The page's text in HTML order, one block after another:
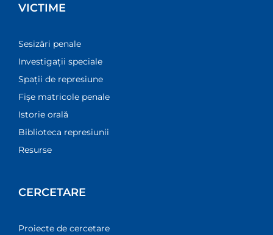
VICTIME
Sesizări penale
Investigații speciale
Spații de represiune
Fișe matricole penale
Istorie orală
Biblioteca represiunii
Resurse
CERCETARE
Proiecte de cercetare